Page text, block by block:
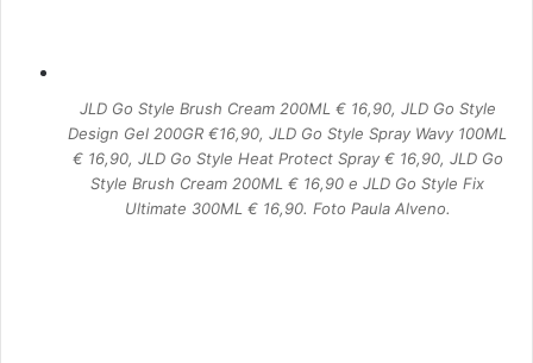
JLD Go Style Brush Cream 200ML € 16,90, JLD Go Style
Design Gel 200GR €16,90, JLD Go Style Spray Wavy 100ML
€ 16,90, JLD Go Style Heat Protect Spray € 16,90, JLD Go
Style Brush Cream 200ML € 16,90 e JLD Go Style Fix
Ultimate 300ML € 16,90. Foto Paula Alveno.